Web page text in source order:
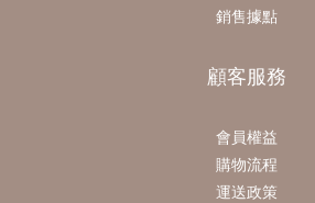
銷售據點
顧客服務
會員權益
購物流程
運送政策